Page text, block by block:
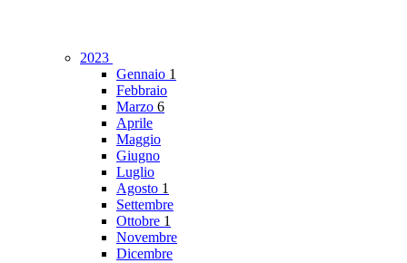
2023
Gennaio 1
Febbraio
Marzo 6
Aprile
Maggio
Giugno
Luglio
Agosto 1
Settembre
Ottobre 1
Novembre
Dicembre